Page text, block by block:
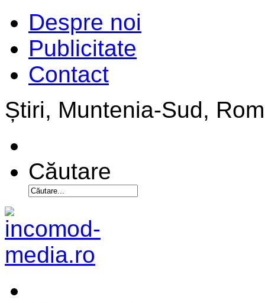
Despre noi
Publicitate
Contact
Știri, Muntenia-Sud,
Căutare